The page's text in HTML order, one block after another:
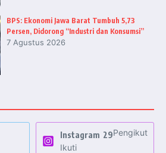
BPS: Ekonomi Jawa Barat Tumbuh 5,73
Persen, Didorong “Industri dan Konsumsi”
7 Agustus 2026
Instagram 29Pengikut
Ikuti